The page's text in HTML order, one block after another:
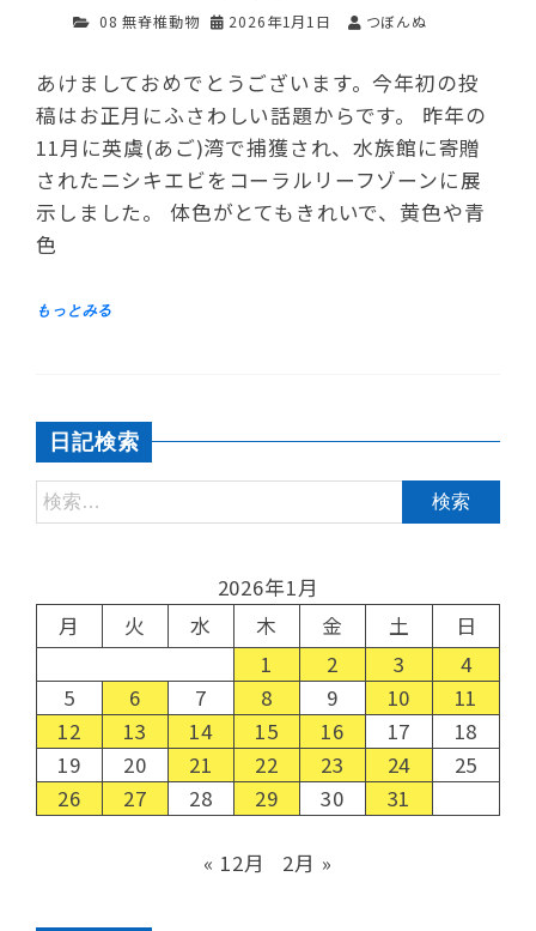
08 無脊椎動物 2026年1月1日 つぼんぬ
あけましておめでとうございます。今年初の投
稿はお正月にふさわしい話題からです。 昨年の
11月に英虞(あご)湾で捕獲され、水族館に寄贈
されたニシキエビをコーラルリーフゾーンに展
示しました。 体色がとてもきれいで、黄色や青
色
日記検索
2026年1月
月
火 水 木 金 土
日
1
2 3
4
5
6 7 8 9 10
11
12
13 14 15 16 17
18
19
20 21 22 23 24
25
26
27 28 29 30 31
« 12月 2月 »